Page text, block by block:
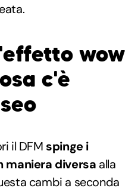
wow
c'è
il DFM spinge i
maniera diversa alla
cambi a seconda